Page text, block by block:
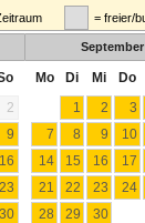
= freier/
2
9
16
23
30
September
Mo Di Mi Do
1
2 3
7
8 9 10
14
15 16 17
21
22 23 24
28
29 30